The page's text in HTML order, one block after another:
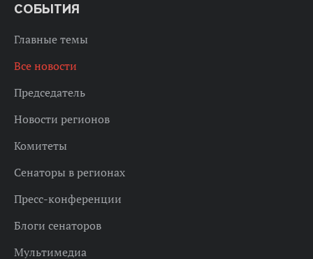
СОБЫТИЯ
Главные темы
Все новости
Председатель
Новости регионов
Комитеты
Сенаторы в регионах
Пресс-конференции
Блоги сенаторов
Мультимедиа